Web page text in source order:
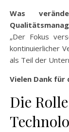
Was
„Der Fokus
kontinuierlicher
als Teil der
Vielen Dank für
Die